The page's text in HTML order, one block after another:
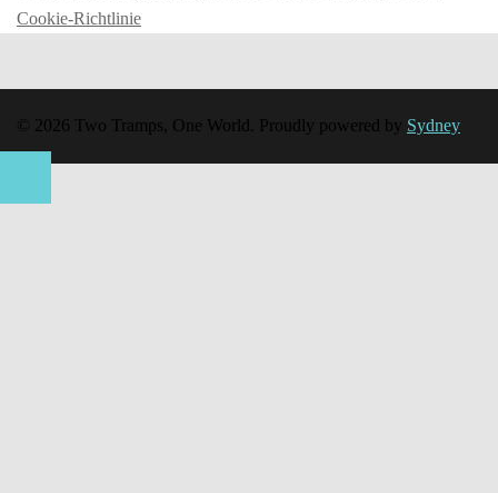
Cookie-Richtlinie
© 2026 Two Tramps, One World. Proudly powered by Sydney